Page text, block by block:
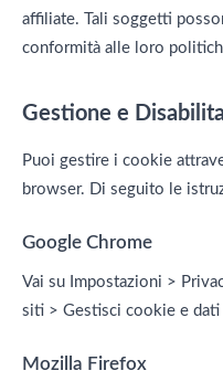
affiliate. Tali soggetti
conformità alle loro
Gestione e
Puoi gestire i cookie
browser. Di seguito le
Google Chrome
Vai su Impostazioni >
siti > Gestisci cookie e
Mozilla Firefox